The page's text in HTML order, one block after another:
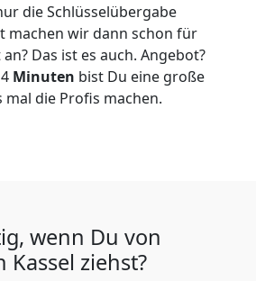
die Schlüsselübergabe
machen wir dann schon für
Das ist es auch. Angebot?
Minuten bist Du eine große
mal die Profis machen.
wenn Du von
Kassel ziehst?